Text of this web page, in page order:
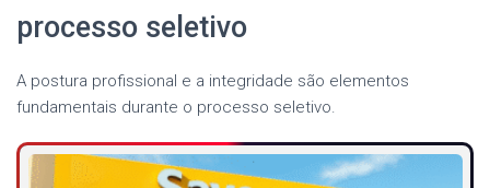
processo seletivo
A postura profissional e a integridade são elementos
fundamentais durante o processo seletivo.